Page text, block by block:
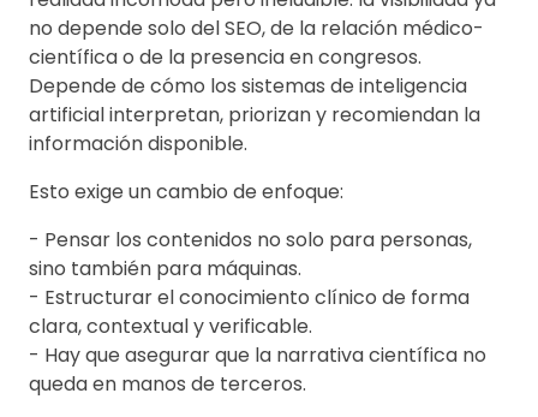
no depende solo del SEO, de la relación médico-
científica o de la presencia en congresos.
Depende de cómo los sistemas de inteligencia
artificial interpretan, priorizan y recomiendan la
información disponible.
Esto exige un cambio de enfoque:
- Pensar los contenidos no solo para personas,
sino también para máquinas.
- Estructurar el conocimiento clínico de forma
clara, contextual y verificable.
- Hay que asegurar que la narrativa científica no
queda en manos de terceros.